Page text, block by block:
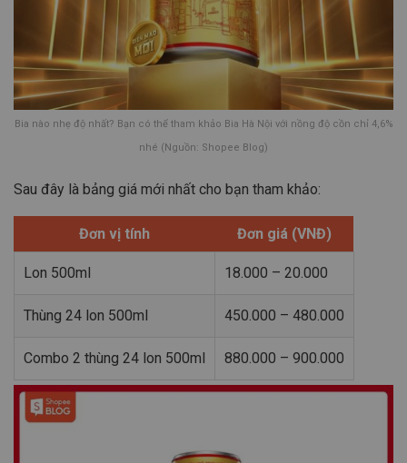
Bia nào nhẹ độ nhất? Bạn có thể tham khảo Bia Hà Nội với nồng độ cồn chỉ 4,6%
nhé (Nguồn: Shopee Blog)
Sau đây là bảng giá mới nhất cho bạn tham khảo:
Đơn vị tính Đơn giá (VNĐ)
Lon 500ml 18.000 – 20.000
Thùng 24 lon 500ml 450.000 – 480.000
Combo 2 thùng 24 lon 500ml 880.000 – 900.000